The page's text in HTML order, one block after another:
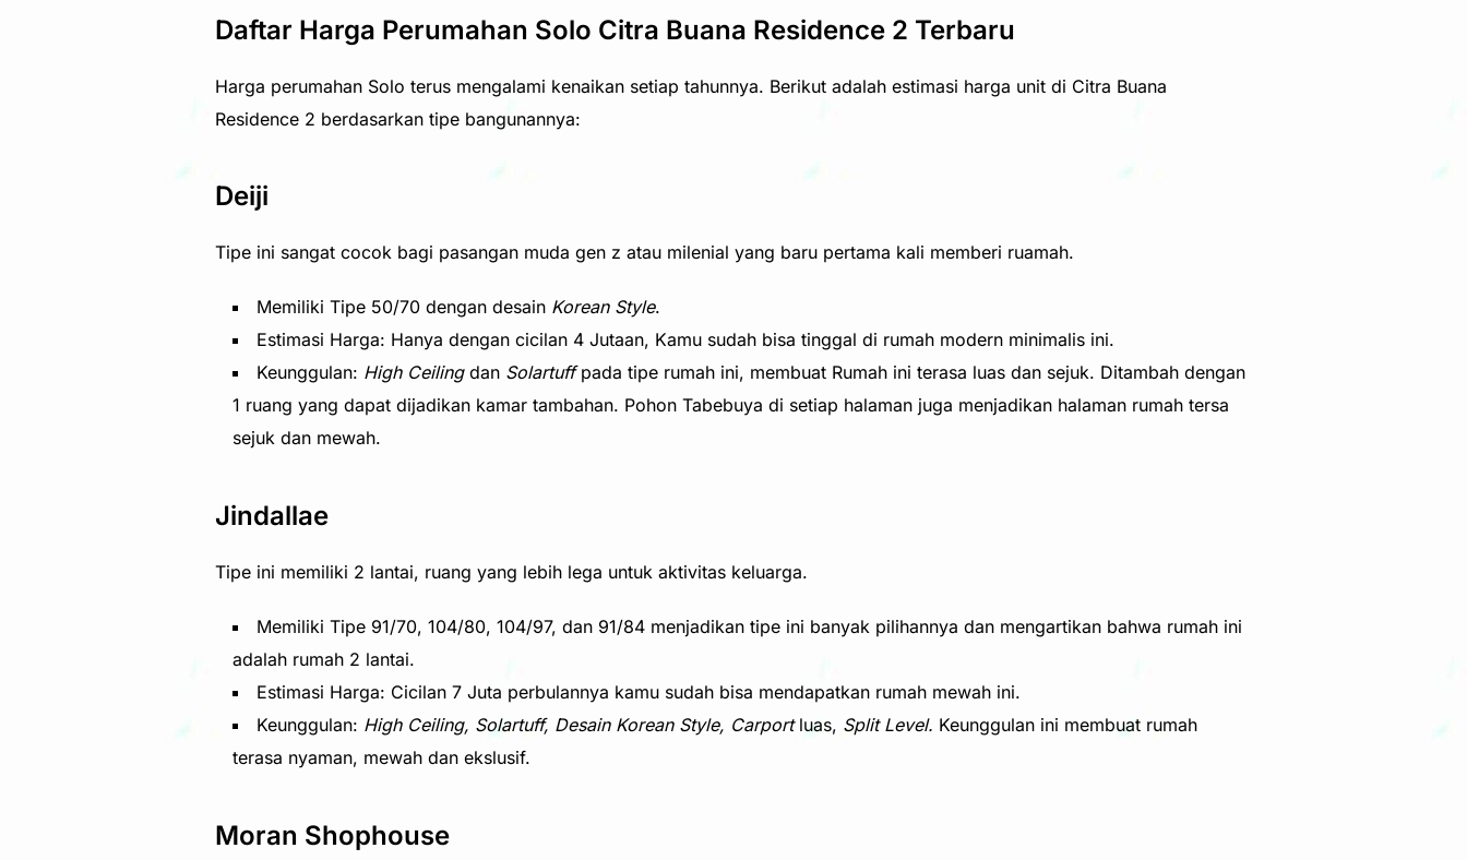
Daftar Harga Perumahan Solo Citra Buana Residence 2 Terbaru
Harga perumahan Solo terus mengalami kenaikan setiap tahunnya. Berikut adalah estimasi harga unit di Citra Buana
Residence 2 berdasarkan tipe bangunannya:
Deiji
Tipe ini sangat cocok bagi pasangan muda gen z atau milenial yang baru pertama kali memberi ruamah.
Memiliki Tipe 50/70 dengan desain Korean Style.
Estimasi Harga: Hanya dengan cicilan 4 Jutaan, Kamu sudah bisa tinggal di rumah modern minimalis ini.
Keunggulan: High Ceilingdan Solartuffpada tipe rumah ini, membuat Rumah ini terasa luas dan sejuk. Ditambah dengan
1 ruang yang dapat dijadikan kamar tambahan. Pohon Tabebuya di setiap halaman juga menjadikan halaman rumah tersa
sejuk dan mewah.
Jindallae
Tipe ini memiliki 2 lantai, ruang yang lebih lega untuk aktivitas keluarga.
Memiliki Tipe 91/70, 104/80, 104/97, dan 91/84 menjadikan tipe ini banyak pilihannya dan mengartikan bahwa rumah ini
adalah rumah 2 lantai.
Estimasi Harga: Cicilan 7 Juta perbulannya kamu sudah bisa mendapatkan rumah mewah ini.
Keunggulan: High Ceiling, Solartuff, Desain Korean Style, Carportluas, Split Level. Keunggulan ini membuat rumah
terasa nyaman, mewah dan ekslusif.
Moran Shophouse